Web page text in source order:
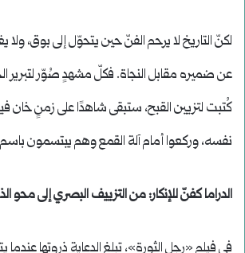
لكنّ التاريخ لا يرحم الفنّ حين يتحوّل إلى بوق، ولا
عن ضميره مقابل النجاة. فكلّ مشهدٍ صُوّر لتبرير
كُتبت لتزيين القبح، ستبقى شاهدًا على زمنٍ خان
نفسه، وركعوا أمام آلة القمع وهم يبتسمون باسم
الدراما كفنّ للإنكار: من التزييف البصري إلى محو
في فيلم «رجل الثورة»، تبلغ الدعاية ذروتها عندما